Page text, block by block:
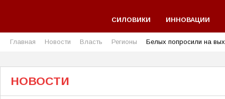
СИЛОВИКИ ИННОВАЦИИ
Главная Новости Власть Регионы Белых попросили на
НОВОСТИ